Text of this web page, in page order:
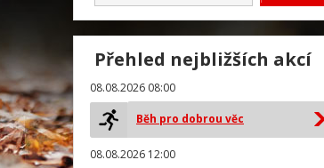
Přehled nejbližších akcí
08.08.2026 08:00
Běh pro dobrou věc
08.08.2026 12:00